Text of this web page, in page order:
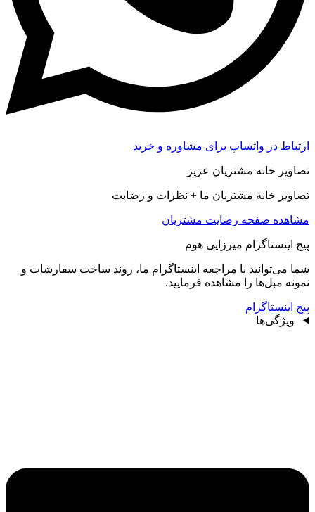
ارتباط در واتساپ برای مشاوره و خرید
تصاویر خانه مشتریان عزیز
تصاویر خانه مشتریان ما + نظرات و رضایت
مشاهده صفحه رضايت مشتريان
پیج اینستاگرام میرزایی هوم
شما می‌توانید با مراجعه اینستاگرام ما، روند ساخت سفارشات و
نمونه مبل‌ها را مشاهده فرمایید.
پیج اینستاگرام
ویژگی‌ها